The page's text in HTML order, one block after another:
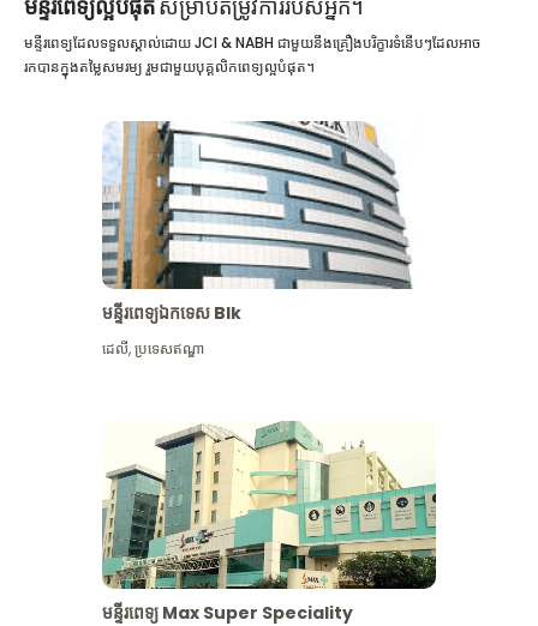
មន្ទីរពេទ្យល្អបំផុតសម្រាប់តម្រូវការរបស់អ្នក។
មន្ទីរពេទ្យដែលទទួលស្គាល់ដោយ JCI & NABH ជាមួយនឹងគ្រឿងបរិក្ខារទំនើបៗដែលអាច
រកបានក្នុងតម្លៃសមរម្យ រួមជាមួយបុគ្គលិកពេទ្យល្អបំផុត។
មន្ទីរពេទ្យឯកទេស Blk
ដេលី,ប្រទេសឥណ្ឌា
មន្ទីរពេទ្យ Max Super Speciality